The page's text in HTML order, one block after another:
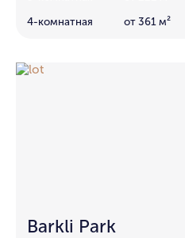
4-комнатная от 361 м²
Barkli Park